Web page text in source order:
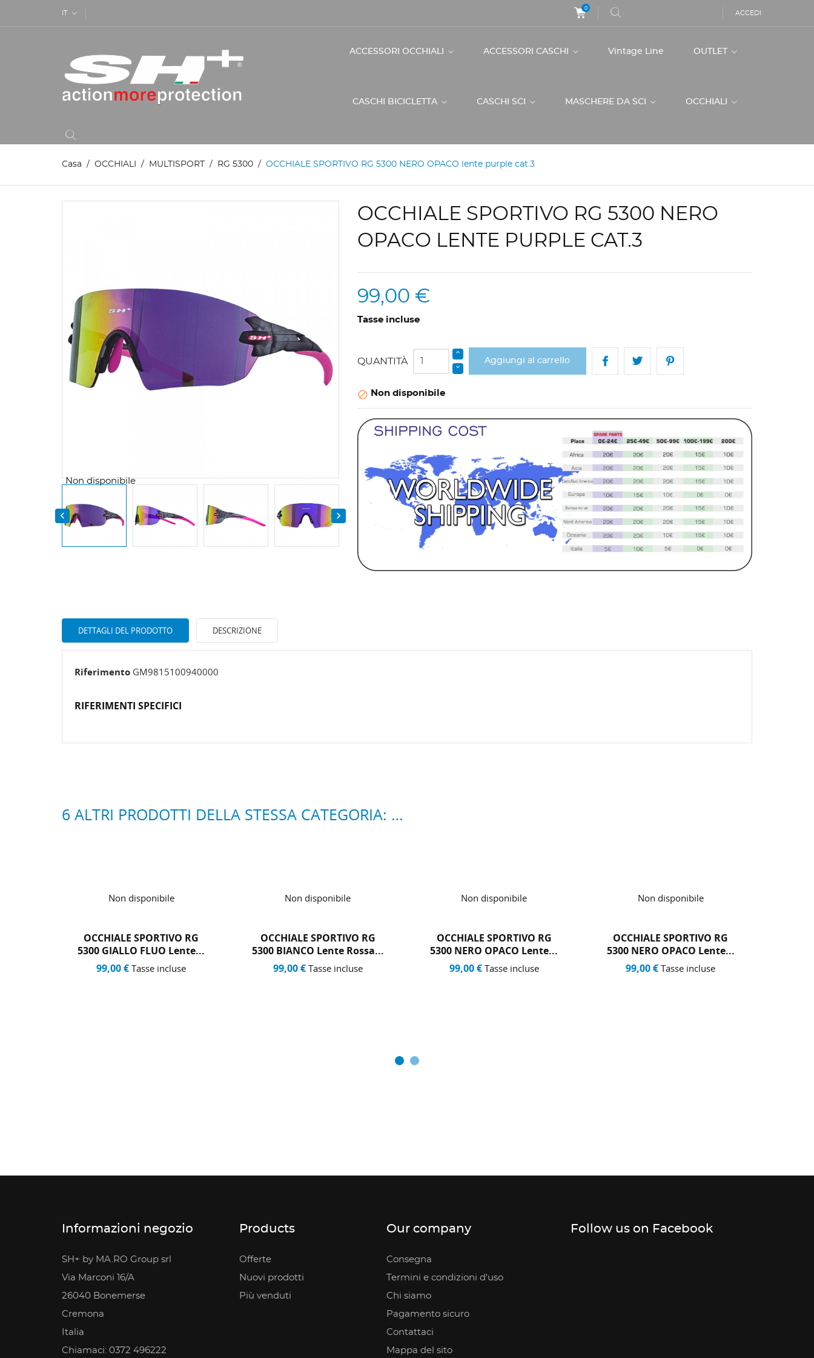
IT
0
ACCEDI
ACCESSORI OCCHIALI ACCESSORI CASCHI Vintage Line OUTLET
CASCHI BICICLETTA CASCHI SCI MASCHERE DA SCI OCCHIALI
Casa OCCHIALI MULTISPORT RG 5300 OCCHIALE SPORTIVO RG 5300 NERO OPACO lente purple cat.3
Non disponibile
 
OCCHIALE SPORTIVO RG 5300 NERO
OPACO LENTE PURPLE CAT.3
99,00 €
Tasse incluse
QUANTITÀ Aggiungi al carrello
 Non disponibile
DETTAGLI DEL PRODOTTO DESCRIZIONE
Riferimento GM9815100940000
RIFERIMENTI SPECIFICI
6 ALTRI PRODOTTI DELLA STESSA CATEGORIA:
Non disponibile
OCCHIALE SPORTIVO RG
5300 BIANCO Lente Rossa...
99,00 € Tasse incluse
Non disponibile
OCCHIALE SPORTIVO RG
5300 NERO OPACO Lente...
99,00 €Tasse incluse
Non disponibile
OCCHIALE SPORTIVO RG
5300 NERO OPACO Lente...
99,00 €Tasse incluse
Non disponibile
OCCHIALE SPORTIVO RG
5300 GIALLO FLUO Lente...
99,00 €Tasse incluse
Informazioni negozio
SH+ by MA.RO Group srl
Via Marconi 16/A
26040 Bonemerse
Cremona
Italia
Chiamaci: 0372 496222
Products
Offerte
Nuovi prodotti
Più venduti
Our company
Consegna
Termini e condizioni d'uso
Chi siamo
Pagamento sicuro
Contattaci
Mappa del sito
Follow us on Facebook